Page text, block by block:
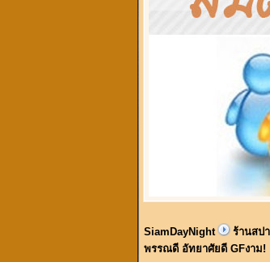
SiamDayNight ร้านสปา
พรรณดี อัทยาศัยดี GFงาม!